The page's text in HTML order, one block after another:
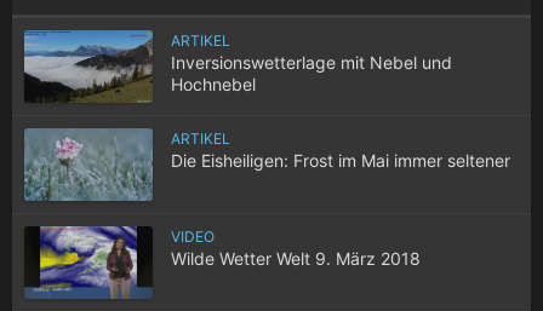
ARTIKEL
Inversionswetterlage mit Nebel und
Hochnebel
ARTIKEL
Die Eisheiligen: Frost im Mai immer seltener
VIDEO
Wilde Wetter Welt 9. März 2018